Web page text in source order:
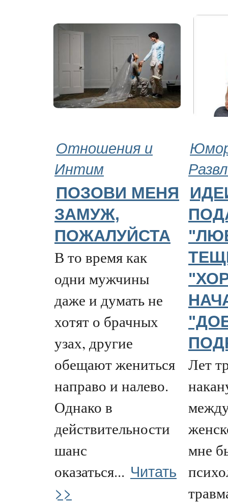
Отношения и
Интим
ПОЗОВИ МЕНЯ
ЗАМУЖ,
ПОЖАЛУЙСТА
В то время как
одни мужчины
даже и думать не
хотят о брачных
узах, другие
обещают жениться
направо и налево.
Однако в
действительности
шанс
оказаться... Читать
>>
Лет
мне